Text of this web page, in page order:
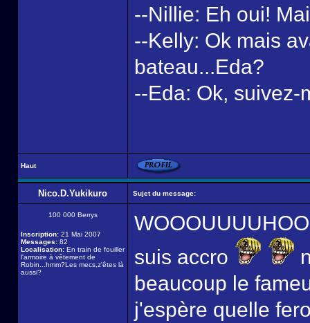
--Nillie: Eh oui!
--Kelly: Ok mais
bateau...Eda?
--Eda: Ok, suivez-
Haut
Nico.D.Yukikuro Sujet du message:
100 000 Berrys
Inscription: 21 Mai 2007
Messages: 82
Localisation: En train de fouiller
l'armoire à vêtement de
Robin...hmm?Les mecs,z'êtes là
aussi?
suis accro
beaucoup le
j'espère quelle